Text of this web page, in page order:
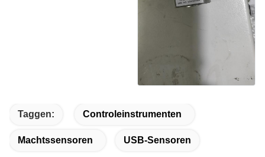
Taggen: Controleinstrumenten
Machtssensoren USB-Sensoren